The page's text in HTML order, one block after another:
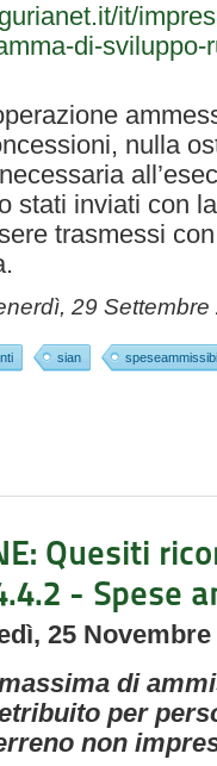
it/
di-
nulla
stati inviati con
trasmessi
29 Settembre
sian
Quesiti
- Spese
25 Novembre
di
per
non